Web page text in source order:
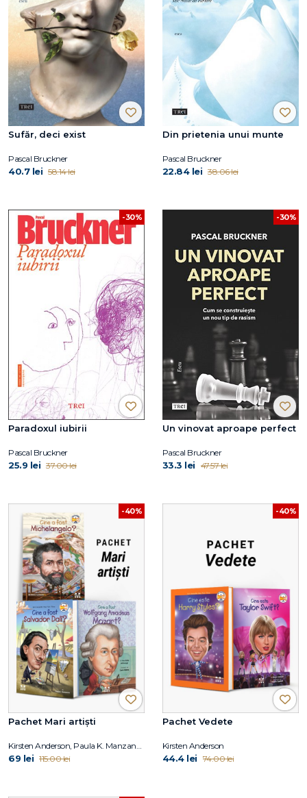
Sufăr, deci exist
Pascal Bruckner
40.7 lei 58.14 lei
Din prietenia unui munte
Pascal Bruckner
22.84 lei 38.06 lei
-30%
Paradoxul iubirii
Pascal Bruckner
25.9 lei 37.00 lei
-30%
Un vinovat aproape perfect
Pascal Bruckner
33.3 lei 47.57 lei
-40%
Pachet Mari artiști
69 lei 115.00 lei
-40%
Pachet Vedete
Kirsten Anderson
44.4 lei 74.00 lei